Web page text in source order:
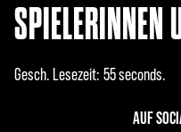
SPIELERINNEN
Gesch. Lesezeit 55 seconds
AUF